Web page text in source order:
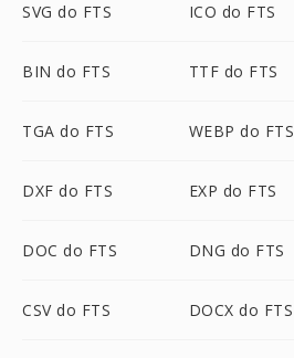
SVG do FTS ICO do FTS
BIN do FTS TTF do FTS
TGA do FTS WEBP do FTS
DXF do FTS EXP do FTS
DOC do FTS DNG do FTS
CSV do FTS DOCX do FTS